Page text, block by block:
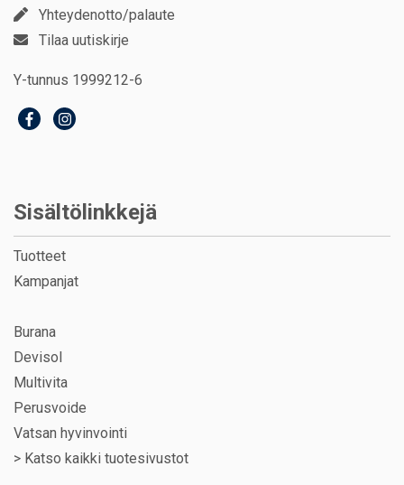
Yhteydenotto/palaute
Tilaa uutiskirje
Y-tunnus 1999212-6
Sisältölinkkejä
Tuotteet
Kampanjat
Burana
Devisol
Multivita
Perusvoide
Vatsan hyvinvointi
> Katso kaikki tuotesivustot